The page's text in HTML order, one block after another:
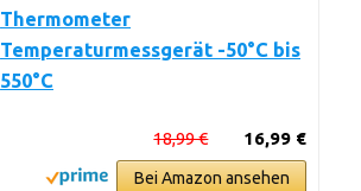
Thermometer
Temperaturmessgerät -50°C bis
550°C
16,99 €
18,99 €
Bei Amazon ansehen